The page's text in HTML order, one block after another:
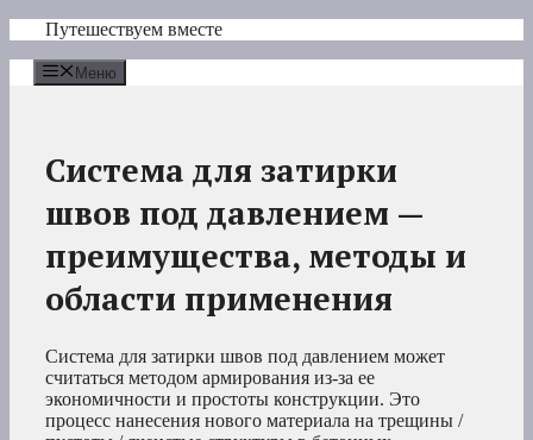
Перейти
содержимому
Путешествуем вместе
Меню
Система для затирки
швов под давлением —
преимущества, методы и
области применения
Система для затирки швов под давлением может
считаться методом армирования из-за ее
экономичности и простоты конструкции. Это
процесс нанесения нового материала на трещины /